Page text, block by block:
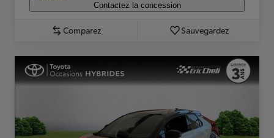
Contactez la concession
Comparez Sauvegardez